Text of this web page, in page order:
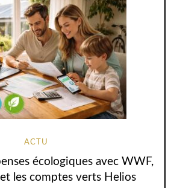
ACTU
écologiques avec WWF,
les comptes verts Helios